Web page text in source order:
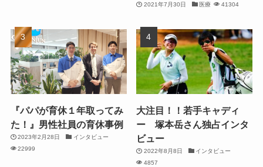
2021年7月30日 医療 41304
『パパが育休１年取ってみ
た！』男性社員の育休事例
2023年2月28日
インタビュー
22999
大注目！！若手キャディ
ー 塚本岳さん独占インタ
ビュー
2022年8月8日
インタビュー
4857